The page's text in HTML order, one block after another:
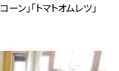
ン」「トマトオムレツ」